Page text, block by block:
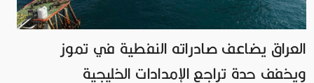
العراق يضاعف صادراته النفطية في تموز
ويخفف حدة تراجع الإمدادات الخليجية